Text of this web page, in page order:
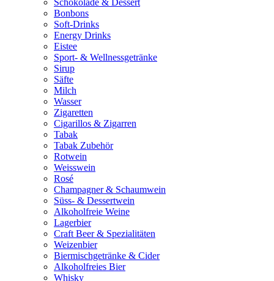
Schokolade & Dessert
Bonbons
Soft-Drinks
Energy Drinks
Eistee
Sport- & Wellnessgetränke
Sirup
Säfte
Milch
Wasser
Zigaretten
Cigarillos & Zigarren
Tabak
Tabak Zubehör
Rotwein
Weisswein
Rosé
Champagner & Schaumwein
Süss- & Dessertwein
Alkoholfreie Weine
Lagerbier
Craft Beer & Spezialitäten
Weizenbier
Biermischgetränke & Cider
Alkoholfreies Bier
Whisky